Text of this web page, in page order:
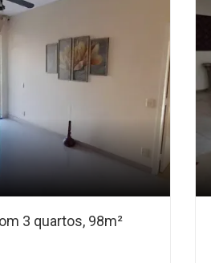
3 quartos, 98m²